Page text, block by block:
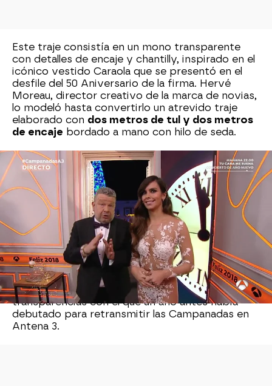
Este traje consistía en un mono transparente
con detalles de encaje y chantilly, inspirado en el
icónico vestido Caraola que se presentó en el
desfile del 50 Aniversario de la firma. Hervé
Moreau, director creativo de la marca de novias,
lo modeló hasta convertirlo un atrevido traje
elaborado con dos metros de tul y dos metros
de encaje bordado a mano con hilo de seda.
2016: Estrellas y el tul como protagonistas
La segunda vez de Cristina Pedroche
presentando las Campanadas en Antena 3 le
llevó a apostar por Pronovias, al igual que el año
anterior. La presentadora lucía un vestido de
tul,
transparencias y estrellas blancas a modo de
‘body’ y una capa bicolor en rosa y amarillo.
Este traje no dejó indiferente a nadie, pues la
presentadora seguía la misma línea de
transparencias con el que un año antes había
debutado para retransmitir las Campanadas en
Antena 3.